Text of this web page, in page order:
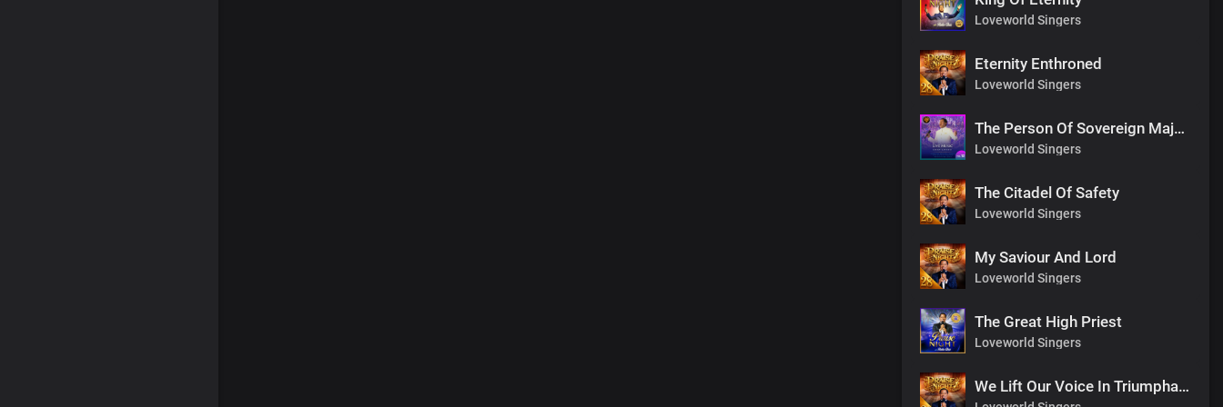
Loveworld Singers
Eternity Enthroned
Loveworld Singers
The Person Of Sovereign Majesty
Loveworld Singers
The Citadel Of Safety
Loveworld Singers
My Saviour And Lord
Loveworld Singers
The Great High Priest
Loveworld Singers
We Lift Our Voice In Triumphant Songs